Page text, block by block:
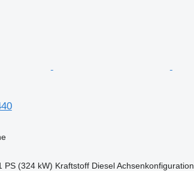
PS (324 kW) Kraftstoff Diesel Achsenkonfiguration